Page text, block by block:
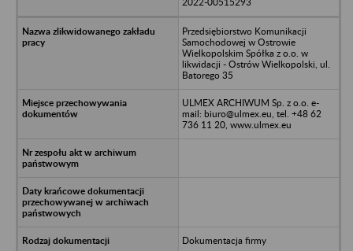
Przedsiębiorstwo Komunikacji
Samochodowej w Ostrowie
Wielkopolskim Spółka z o.o. w
likwidacji - Ostrów Wielkopolski, ul.
Batorego 35
ULMEX ARCHIWUM Sp. z o.o. e-
mail: biuro@ulmex.eu, tel. +48 62
736 11 20, www.ulmex.eu
Dokumentacja firmy